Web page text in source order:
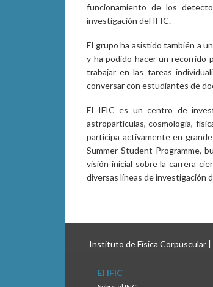
funcionamiento de los
investigación del IFIC.
El grupo ha asistido también a
y ha podido hacer un recorrido
trabajar en las tareas
conversar con estudiantes de
El IFIC es un centro de
astropartículas, cosmología,
participa activamente en
Summer Student Programme,
visión inicial sobre la carrera
diversas líneas de investigación
Instituto de Física Corpuscular
El IFIC